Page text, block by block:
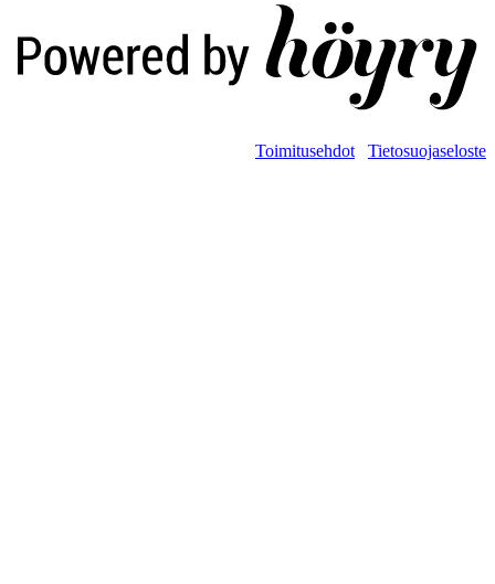
Toimitusehdot Tietosuojaseloste